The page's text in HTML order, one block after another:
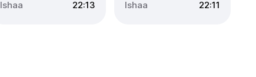
22:13
22:11